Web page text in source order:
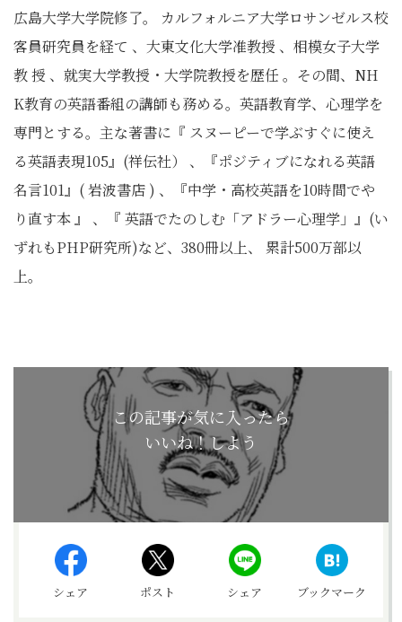
広島大学大学院修了。 カルフォルニア大学ロサンゼルス校
客員研究員を経て 、大東文化大学准教授 、相模女子大学
教 授 、就実大学教授・大学院教授を歴任 。その間、NH
K教育の英語番組の講師も務める。英語教育学、心理学を
専門とする。主な著書に『 スヌーピーで学ぶすぐに使え
る英語表現105』(祥伝社） 、『ポジティブになれる英語
名言101』( 岩波書店 ) 、『中学・高校英語を10時間でや
り直す本 』 、『 英語でたのしむ「アドラー心理学」』(い
ずれもPHP研究所)など、380冊以上、 累計500万部以
上。
この記事が気に入ったら
いいね！しよう
シェア ポスト シェア ブックマーク